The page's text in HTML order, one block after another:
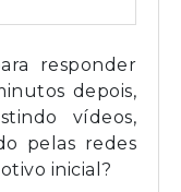
responder
depois,
vídeos,
pelas redes
inicial?